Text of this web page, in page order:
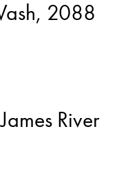
2088
River